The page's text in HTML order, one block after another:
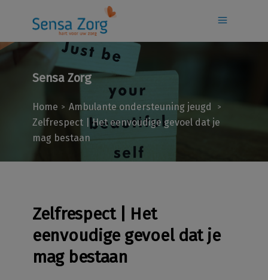
Sensa Zorg
Home > Ambulante ondersteuning jeugd >
Zelfrespect | Het eenvoudige gevoel dat je
mag bestaan
Zelfrespect | Het
eenvoudige gevoel dat je
mag bestaan